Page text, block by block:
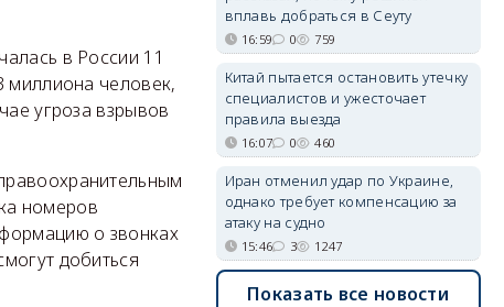
в России 11
миллиона человек,
угроза взрывов
номеров
о звонках
добиться
вплавь добраться в Сеуту
16:59 0 759
Китай пытается остановить утечку
специалистов и ужесточает
правила выезда
16:07 0 460
Иран отменил удар по Украине,
однако требует компенсацию за
атаку на судно
15:46 3 1247
Показать все новости